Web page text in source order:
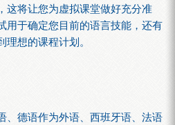
这将让您为虚拟课堂做好充分准
用于确定您目前的语言技能，还有
想的课程计划。
、德语作为外语、西班牙语、法语